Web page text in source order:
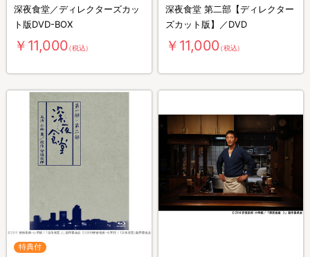
深夜食堂／ディレクターズカッ
ト版DVD-BOX
￥11,000（税込）
深夜食堂 第二部【ディレクター
ズカット版】／DVD
￥11,000（税込）
特典付